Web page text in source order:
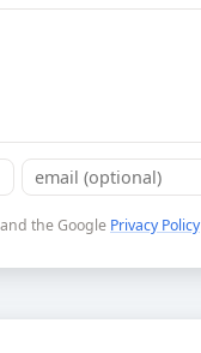
the Google Privacy Policy